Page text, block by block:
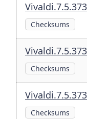
Checksums
Checksums
Checksums